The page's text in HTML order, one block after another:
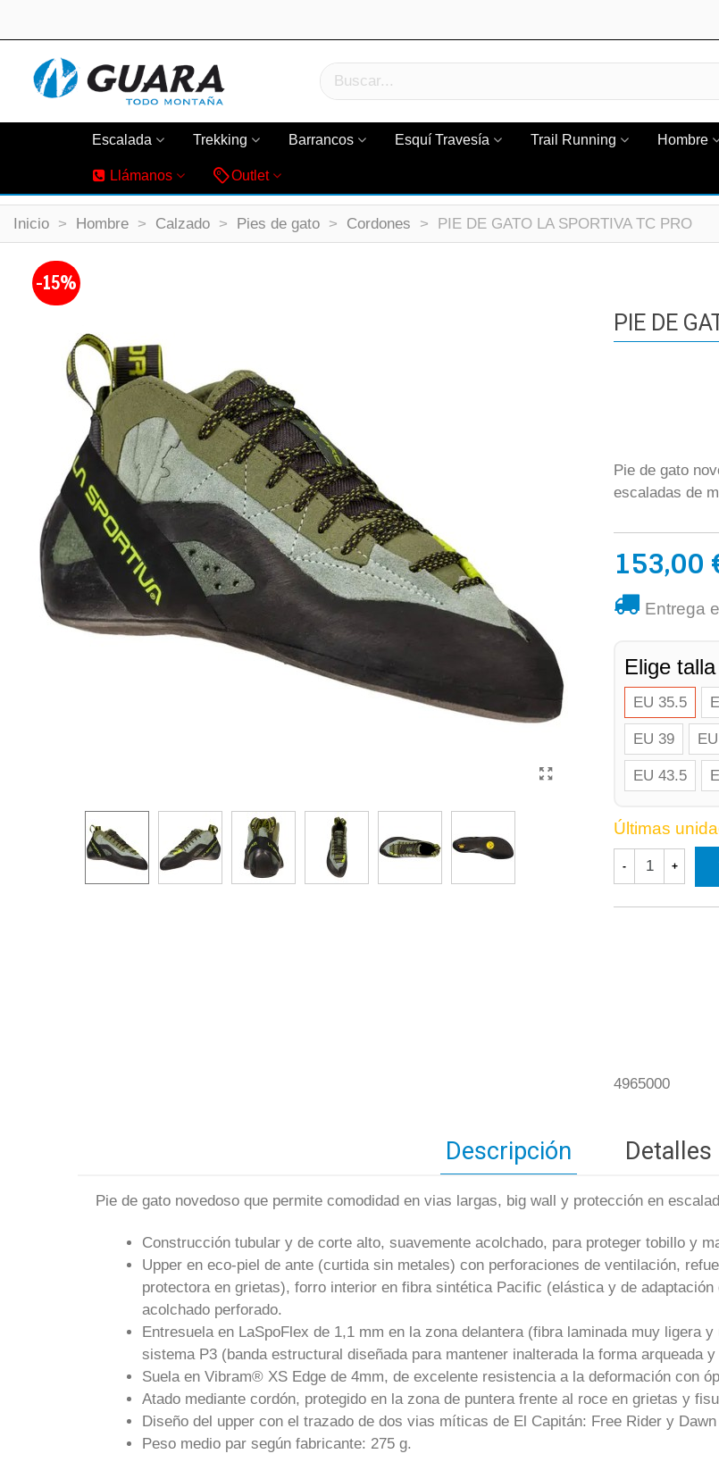
Escalada Trekking Barrancos Esquí Travesía Trail Running Hombre
Llámanos Outlet
Inicio > Hombre > Calzado > Pies de gato > Cordones > PIE DE GATO LA SPORTIVA TC PRO
-15%
PIE DE
Pie de gato
escaladas de
153,00
Entrega
Elige talla
EU 35.5
EU 39
EU 43.5
Últimas
- +
4965000
Descripción Detalles
Pie de gato novedoso que permite comodidad en vias largas, big wall y protección en
Construcción tubular y de corte alto, suavemente acolchado, para proteger tobillo y
Upper en eco-piel de ante (curtida sin metales) con perforaciones de ventilación,
protectora en grietas), forro interior en fibra sintética Pacific (elástica y de
acolchado perforado.
Entresuela en LaSpoFlex de 1,1 mm en la zona delantera (fibra laminada muy ligera
sistema P3 (banda estructural diseñada para mantener inalterada la forma arqueada
Suela en Vibram® XS Edge de 4mm, de excelente resistencia a la deformación con
Atado mediante cordón, protegido en la zona de puntera frente al roce en grietas y
Diseño del upper con el trazado de dos vias míticas de El Capitán: Free Rider y Dawn
Peso medio par según fabricante: 275 g.